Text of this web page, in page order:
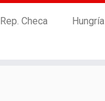
Rep. Checa Hungría